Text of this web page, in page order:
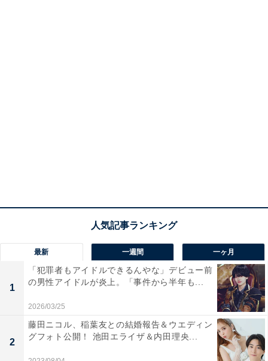
最新 一週間 一ヶ月
1
「犯罪者もアイドルできるんやな」デビュー前
の男性アイドルが炎上。「事件から半年も...
2026/03/25
2
藤田ニコル、稲葉友との結婚報告＆ウエディン
グフォト公開！ 池田エライザ＆内田理央...